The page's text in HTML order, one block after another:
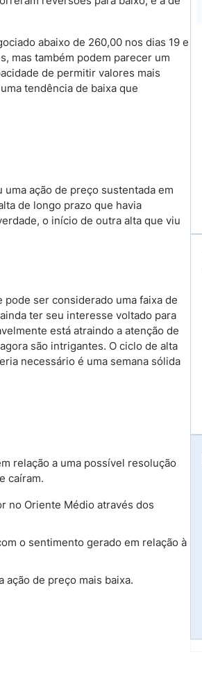
abaixo de 260,00 nos dias 19 e
mas também podem parecer um
de permitir valores mais
tendência de baixa que
ação de preço sustentada em
de longo prazo que havia
o início de outra alta que viu
ser considerado uma faixa de
ter seu interesse voltado para
está atraindo a atenção de
são intrigantes. O ciclo de alta
necessário é uma semana sólida
relação a uma possível resolução
caíram.
no Oriente Médio através dos
o sentimento gerado em relação à
de preço mais baixa.